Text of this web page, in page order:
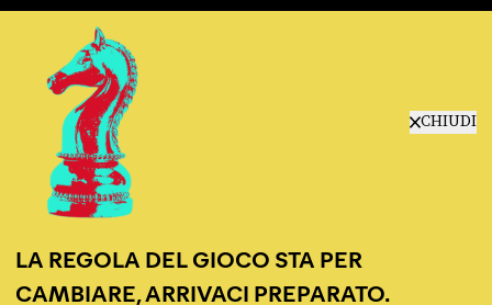
CHIUDI
LA REGOLA DEL GIOCO STA PER
CAMBIARE, ARRIVACI PREPARATO.
lavora con noi
contattaci